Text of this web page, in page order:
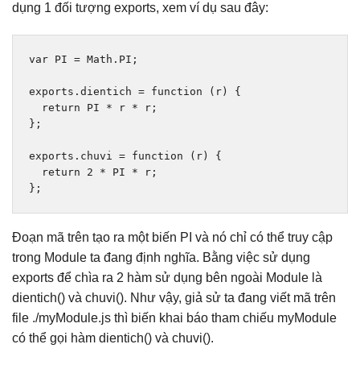
dụng 1 đối tượng exports, xem ví dụ sau đây:
var PI = Math . PI ;
exports . dientich = function ( r )
{
return PI * r * r ;
};
exports . chuvi = function ( r )
{
return
2 * PI * r ;
};
Đoạn mã trên tạo ra một biến PI và nó chỉ có thể truy cập
trong Module ta đang định nghĩa. Bằng việc sử dụng
exports để chìa ra 2 hàm sử dụng bên ngoài Module là
dientich() và chuvi(). Như vậy, giả sử ta đang viết mã trên
file ./myModule.js thì biến khai báo tham chiếu myModule
có thể gọi hàm dientich() và chuvi().